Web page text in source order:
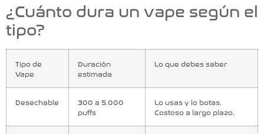
¿Cuánto dura un vape según el
tipo?
Tipo de
Vape
Duración
estimada
Lo que debes saber
Desechable
300 a 5.000
puffs
Lo usas y lo botas.
Costoso a largo plazo.